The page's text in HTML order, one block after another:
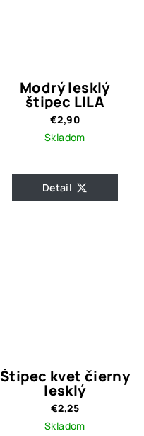
Modrý lesklý
štipec LILA
€2,90
Skladom
Detail
Štipec kvet čierny
lesklý
€2,25
Skladom